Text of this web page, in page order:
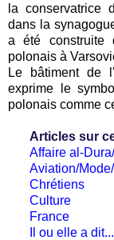
la conservatrice
dans la
a été construite
polonais à
Le bâtiment de
exprime le
polonais comme
Articles sur
Affaire al-
Aviation/
Chrétiens
Culture
France
Il ou elle a dit...